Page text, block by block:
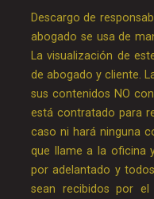
Descargo de
abogado se usa de
La visualización de
de abogado y cliente.
sus contenidos NO
está contratado para
caso ni hará ninguna
que llame a la oficina
por adelantado y
sean recibidos por